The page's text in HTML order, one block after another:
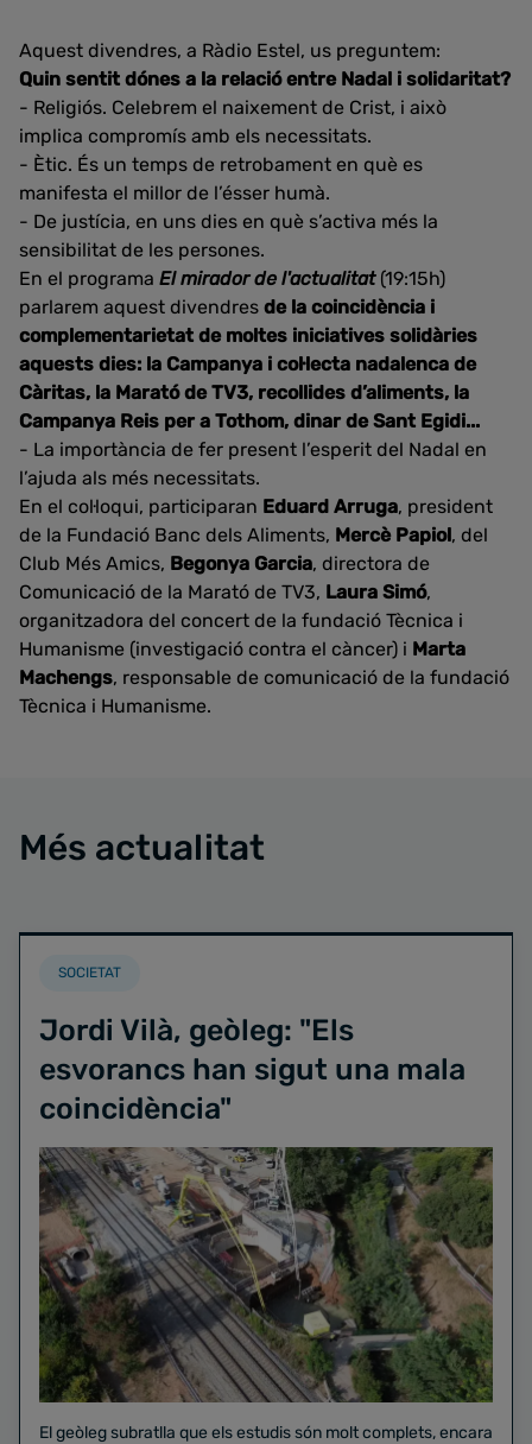
Aquest divendres, a Ràdio Estel, us preguntem:
Quin sentit dónes a la relació entre Nadal i solidaritat?
- Religiós. Celebrem el naixement de Crist, i això
implica compromís amb els necessitats.
- Ètic. És un temps de retrobament en què es
manifesta el millor de l’ésser humà.
- De justícia, en uns dies en què s’activa més la
sensibilitat de les persones.
En el programa El mirador de l'actualitat(19:15h)
parlarem aquest divendres de la coincidència i
complementarietat de moltes iniciatives solidàries
aquests dies: la Campanya i col·lecta nadalenca de
Càritas, la Marató de TV3, recollides d’aliments, la
Campanya Reis per a Tothom, dinar de Sant Egidi...
- La importància de fer present l’esperit del Nadal en
l’ajuda als més necessitats.
En el col·loqui, participaran Eduard Arruga, president
de la Fundació Banc dels Aliments, Mercè Papiol, del
Club Més Amics, Begonya Garcia, directora de
Comunicació de la Marató de TV3, Laura Simó,
organitzadora del concert de la fundació Tècnica i
Humanisme (investigació contra el càncer) i Marta
Machengs, responsable de comunicació de la fundació
Tècnica i Humanisme.
Més actualitat
SOCIETAT
Jordi Vilà, geòleg: "Els
esvorancs han sigut una mala
coincidència"
El geòleg subratlla que els estudis són molt complets, encara